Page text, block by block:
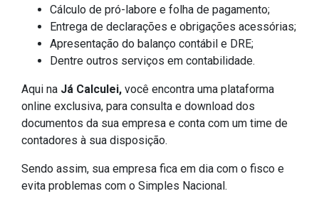
Cálculo de pró-labore e folha de pagamento;
Entrega de declarações e obrigações acessórias;
Apresentação do balanço contábil e DRE;
Dentre outros serviços em contabilidade.
Aqui na Já Calculei, você encontra uma plataforma
online exclusiva, para consulta e download dos
documentos da sua empresa e conta com um time de
contadores à sua disposição.
Sendo assim, sua empresa fica em dia com o fisco e
evita problemas com o Simples Nacional.